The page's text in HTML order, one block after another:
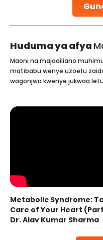
Huduma ya afya
Maoni na majadiliano
matibabu wenye uzoefu
wagonjwa kwenye jukwaa
Metabolic Syndrome:
Care of Your Heart
Dr. Ajay Kumar Sharma